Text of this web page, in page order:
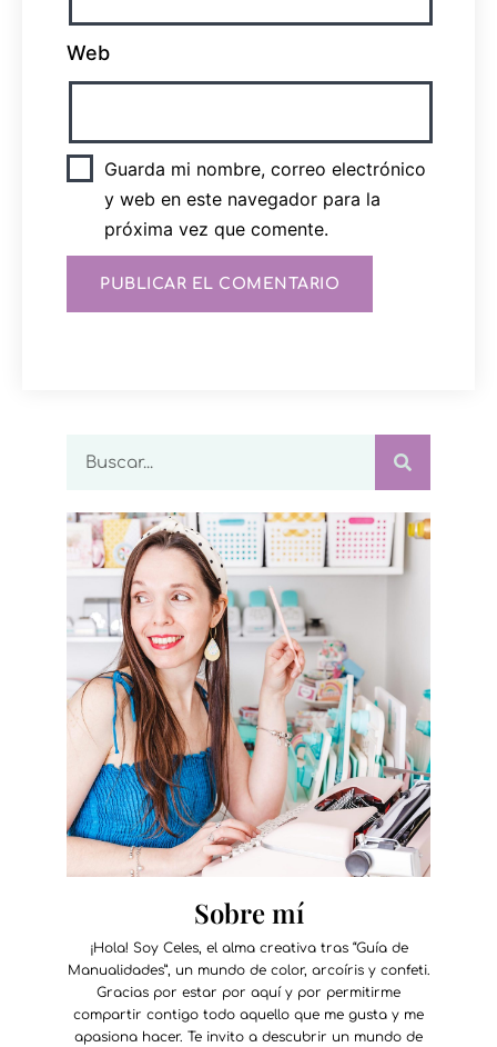
Web
Guarda mi nombre, correo electrónico
y web en este navegador para la
próxima vez que comente.
Sobre mí
¡Hola! Soy Celes, el alma creativa tras “Guía de
Manualidades”, un mundo de color, arcoíris y confeti.
Gracias por estar por aquí y por permitirme
compartir contigo todo aquello que me gusta y me
apasiona hacer. Te invito a descubrir un mundo de